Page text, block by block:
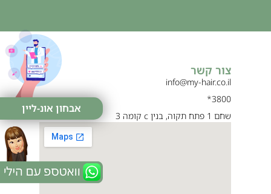
אבחון אונ-ליין
צור קשר
info@my-hair.co.il
3800*
שחם 1 פתח תקוה, בנין c קומה 3